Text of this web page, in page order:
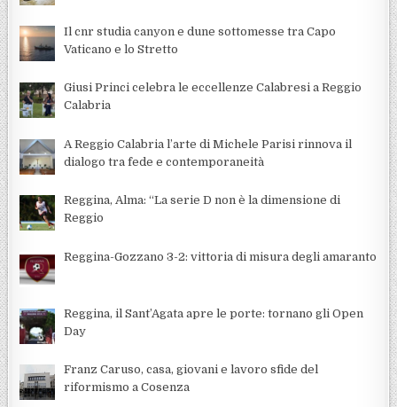
Il cnr studia canyon e dune sottomesse tra Capo
Vaticano e lo Stretto
Giusi Princi celebra le eccellenze Calabresi a Reggio
Calabria
A Reggio Calabria l’arte di Michele Parisi rinnova il
dialogo tra fede e contemporaneità
Reggina, Alma: “La serie D non è la dimensione di
Reggio
Reggina-Gozzano 3-2: vittoria di misura degli amaranto
Reggina, il Sant’Agata apre le porte: tornano gli Open
Day
Franz Caruso, casa, giovani e lavoro sfide del
riformismo a Cosenza